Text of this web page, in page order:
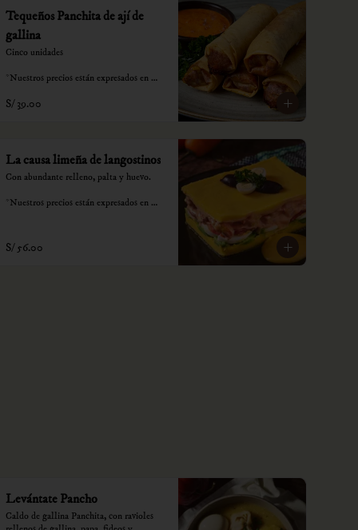
Tequeños Panchita de ají de
gallina
Cinco unidades
*Nuestros precios están expresados en
recargo al consumo.
S/ 39.00
La causa limeña de langostinos
Con abundante relleno, palta y huevo.
*Nuestros precios están expresados en
S/ 56.00
Levántate Pancho
Caldo de gallina Panchita, con ravioles